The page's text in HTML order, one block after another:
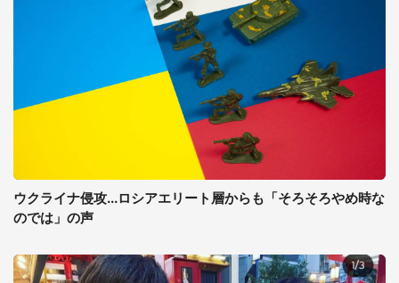
ウクライナ侵攻...ロシアエリート層からも「そろそろやめ時な
のでは」の声